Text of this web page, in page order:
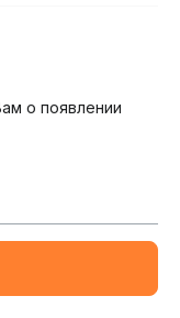
о появлении